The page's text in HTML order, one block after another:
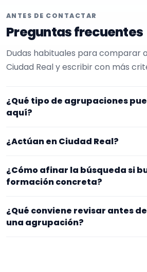
ANTES DE CONTACTAR
Preguntas frecuentes
Dudas habituales para comparar
Ciudad Real y escribir con más
¿Qué tipo de agrupaciones
aquí?
Aquí verás agrupaciones que
Conviene comparar repertorio,
¿Actúan en Ciudad Real?
trabajan en Ciudad Real. Algunos
confirmar lugar exacto, horarios y
¿Cómo afinar la búsqueda si
formación concreta?
Empieza por el tipo de evento y la
formato que te encaja, usa el
agrupación para quedarte con
¿Qué conviene revisar antes
una agrupación?